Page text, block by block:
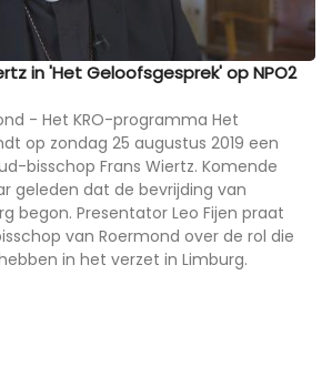
in 'Het Geloofsgesprek' op NPO2
- Het KRO-programma Het
op zondag 25 augustus 2019 een
bisschop Frans Wiertz. Komende
geleden dat de bevrijding van
begon. Presentator Leo Fijen praat
van Roermond over de rol die
in het verzet in Limburg.